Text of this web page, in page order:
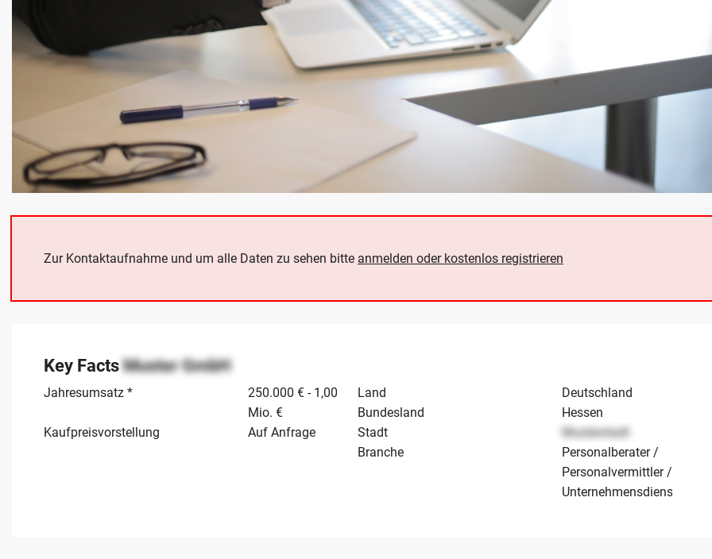
Zur Kontaktaufnahme und um alle Daten zu sehen bitte anmelden oder kostenlos registrieren
Key FactsMuster GmbH
Jahresumsatz *
250.000 € - 1,00
Mio. €
Kaufpreisvorstellung
Auf Anfrage
Land
Deutschland
Bundesland
Hessen
Stadt
Musterstadt
Branche
Personalberater /
Personalvermittler /